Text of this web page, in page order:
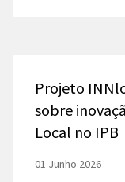
Projeto
sobre
Local no IPB
01 Junho 2026